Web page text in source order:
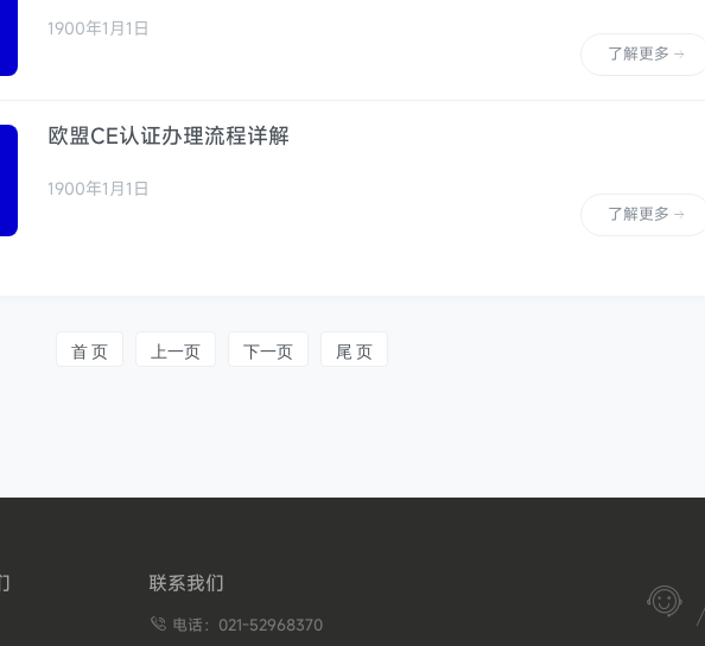
1900年1月1日
了解更多
欧盟CE认证办理流程详解
1900年1月1日
了解更多
首 页 上一页 下一页 尾 页
联系我们
 电话：021-52968370
